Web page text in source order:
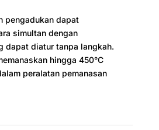
pengadukan dapat
simultan dengan
dapat diatur tanpa langkah.
hingga 450°C
peralatan pemanasan